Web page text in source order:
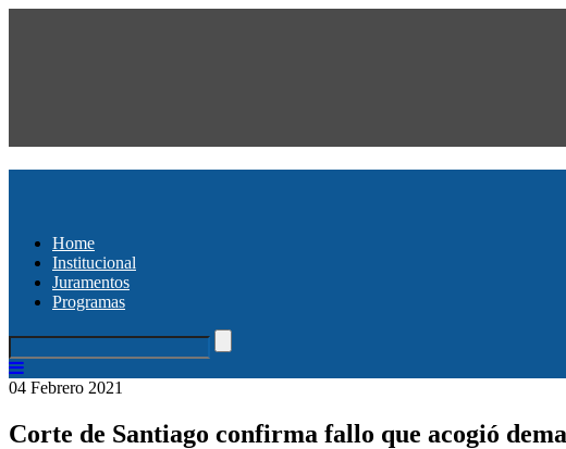
Home
Institucional
Juramentos
Programas
04 Febrero 2021
Corte de Santiago confirma fallo que acogió